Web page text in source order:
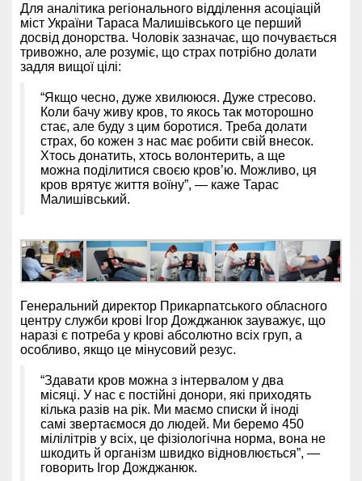
Для аналітика регіонального відділення асоціацій
міст України Тараса Малишівського це перший
досвід донорства. Чоловік зазначає, що почувається
тривожно, але розуміє, що страх потрібно долати
задля вищої цілі:
“Якщо чесно, дуже хвилююся. Дуже стресово.
Коли бачу живу кров, то якось так моторошно
стає, але буду з цим боротися. Треба долати
страх, бо кожен з нас має робити свій внесок.
Хтось донатить, хтось волонтерить, а ще
можна поділитися своєю кров’ю. Можливо, ця
кров врятує життя воїну”, — каже Тарас
Малишівський.
Генеральний директор Прикарпатського обласного
центру служби крові Ігор Дожджанюк зауважує, що
наразі є потреба у крові абсолютно всіх груп, а
особливо, якщо це мінусовий резус.
“Здавати кров можна з інтервалом у два
місяці. У нас є постійні донори, які приходять
кілька разів на рік. Ми маємо списки й іноді
самі звертаємося до людей. Ми беремо 450
мілілітрів у всіх, це фізіологічна норма, вона не
шкодить й організм швидко відновлюється”, —
говорить Ігор Дожджанюк.